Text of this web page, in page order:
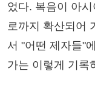
었다. 복음이 아
로까지 확산되어
서 "어떤 제자들"
가는 이렇게 기록